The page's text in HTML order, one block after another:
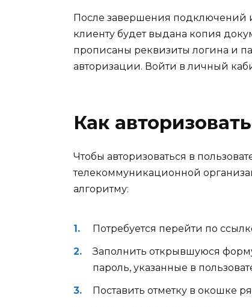
После завершения подключений
клиенту будет выдана копия
прописаны реквизиты логина и
авторизации. Войти в личный
Как
Чтобы авторизоваться в
телекоммуникационной
алгоритму:
Потребуется перейти по
Заполнить открывшуюся
пароль, указанные в
Поставить отметку в окошке